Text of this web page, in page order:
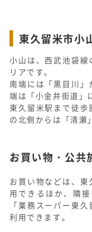
東久留米市小
小山は、西武池袋線
リアです。
南端には「黒目川
端は「小金井街道」
東久留米駅まで徒
の北側からは「清瀬
お買い物・公共
お買い物などは、
用できるほか、隣
「業務スーパー東
利用できます。